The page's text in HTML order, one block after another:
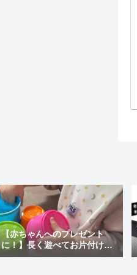
【赤ちゃんへのプレゼント
に！】長く遊べてお片付けも
ラクチン♪「アンパンマン 天